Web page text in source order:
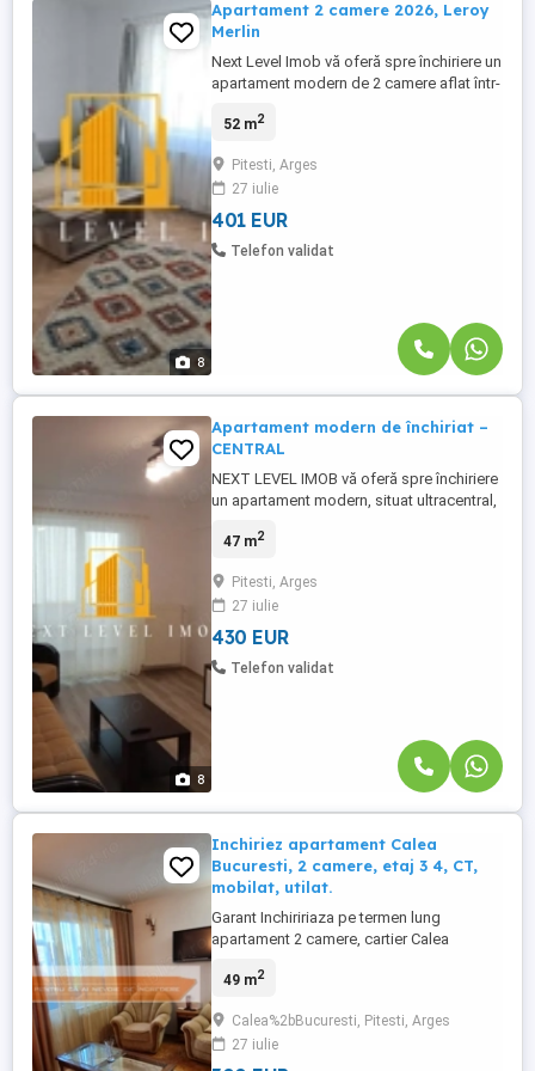
8
Apartament 2 camere 2026, Leroy
Merlin
Next Level Imob vă oferă spre închiriere un
apartament modern de 2 camere aflat într-
află Vis-a-vis de Leroy Merlin, într-o zonă
complet mobilat și utilat, gata de mutare ți
se află la prima închiriere. Pentru detalii și
vizionare, ...
52 m2
Pitesti, Arges
27 iulie
401 EUR
Telefon validat
8
Apartament modern de închiriat –
CENTRAL
NEXT LEVEL IMOB vă oferă spre închiriere
un apartament modern, situat ultracentral,
Locuința este curată, complet renovată cu
care își doresc confort și acces rapid la
toate facilitățile orașului. Apartamentul
dispune ...
47 m2
Pitesti, Arges
27 iulie
430 EUR
Telefon validat
Inchiriez apartament Calea
Bucuresti, 2 camere, etaj 3 4, CT,
mobilat, utilat.
Garant Inchiririaza pe termen lung
apartament 2 camere, cartier Calea
semidecomandat, etaj 3 4, suprafata 48
termica, zona verde, linistita, vedere
frumoasa. Finisaje: stare interior buna,
49 m2
Calea%2bBucuresti, Pitesti, Arges
27 iulie